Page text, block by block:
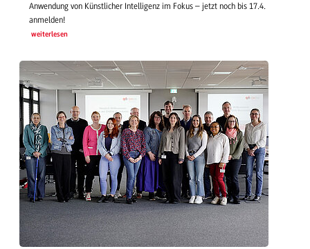
Anwendung von Künstlicher Intelligenz im Fokus – jetzt noch bis 17.4.
anmelden!
weiterlesen